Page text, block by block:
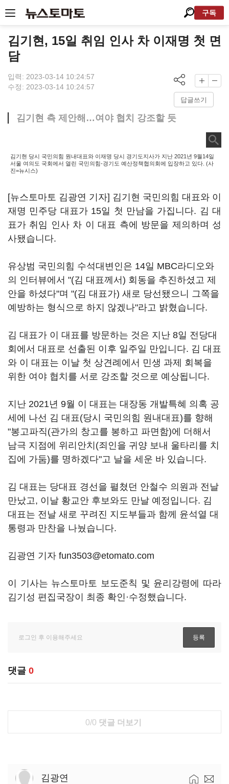
구독
김기현, 15일 취임 인사 차 이재명 첫 면
담
입력: 2023-03-14 10:24:57
수정: 2023-03-14 10:24:57
답글쓰기
김기현 측 제안해…여야 협치 강조할 듯
김기현 당시 국민의힘 원내대표와 이재명 당시 경기도지사가 지난 2021년 9월14일
서울 여의도 국회에서 열린 국민의힘-경기도 예산정책협의회에 입장하고 있다. (사
진=뉴시스)
[뉴스토마토 김광연 기자] 김기현 국민의힘 대표와 이
재명 민주당 대표가 15일 첫 만남을 가집니다. 김 대
표가 취임 인사 차 이 대표 측에 방문을 제의하며 성
사됐습니다.
유상범 국민의힘 수석대변인은 14일 MBC라디오와
의 인터뷰에서 "(김 대표께서) 회동을 추진하셨고 제
안을 하셨다"며 "(김 대표가) 새로 당선됐으니 그쪽을
예방하는 형식으로 하지 않겠나"라고 밝혔습니다.
김 대표가 이 대표를 방문하는 것은 지난 8일 전당대
회에서 대표로 선출된 이후 일주일 만입니다. 김 대표
와 이 대표는 이날 첫 상견례에서 민생 과제 회복을
위한 여야 협치를 서로 강조할 것으로 예상됩니다.
지난 2021년 9월 이 대표는 대장동 개발특혜 의혹 공
세에 나선 김 대표(당시 국민의힘 원내대표)를 향해
"봉고파직(관가의 창고를 봉하고 파면함)에 더해서
남극 지점에 위리안치(죄인을 귀양 보내 울타리를 치
집에 가둠)를 명하겠다"고 날을 세운 바 있습니다.
김 대표는 당대표 경선을 펼쳤던 안철수 의원과 전날
만났고, 이날 황교안 후보와도 만날 예정입니다. 김
대표는 전날 새로 꾸려진 지도부들과 함께 윤석열 대
통령과 만찬을 나눴습니다.
김광연 기자 fun3503@etomato.com
이 기사는 뉴스토마토 보도준칙 및 윤리강령에 따라
김기성 편집국장이 최종 확인·수정했습니다.
댓글 0
0/0 댓글 더보기
김광연